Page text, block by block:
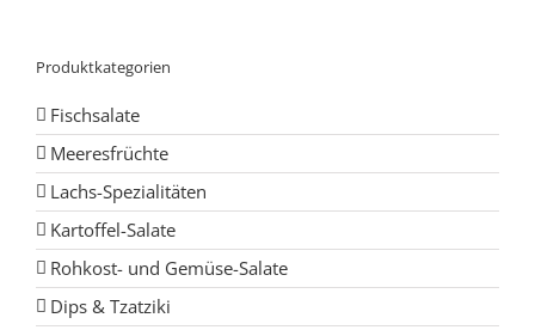
Produktkategorien
Fischsalate
Meeresfrüchte
Lachs-Spezialitäten
Kartoffel-Salate
Rohkost- und Gemüse-Salate
Dips & Tzatziki